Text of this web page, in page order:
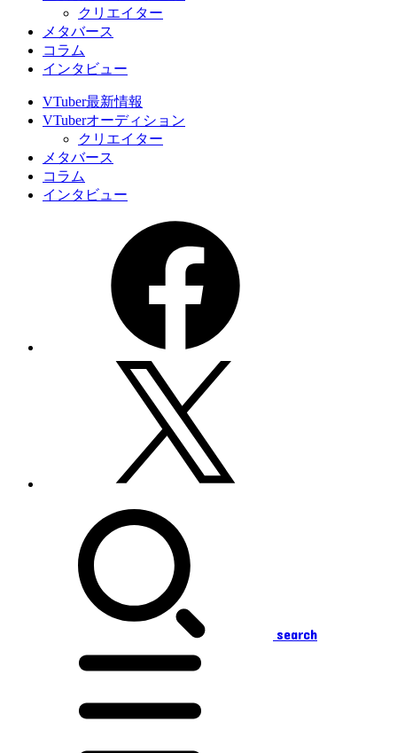
クリエイター
メタバース
コラム
インタビュー
VTuber最新情報
VTuberオーディション
クリエイター
メタバース
コラム
インタビュー
search